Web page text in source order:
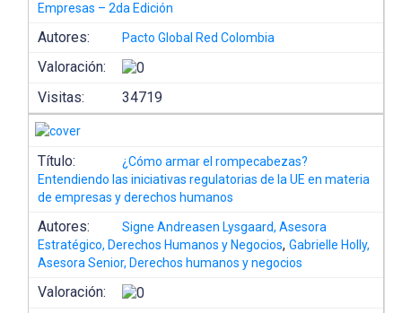
Empresas – 2da Edición
Autores: Pacto Global Red Colombia
Valoración:
Visitas:
34719
Título:
¿Cómo armar el rompecabezas?
Entendiendo las iniciativas regulatorias de la UE en materia
de empresas y derechos humanos
Autores:
Signe Andreasen Lysgaard, Asesora
Estratégico, Derechos Humanos y Negocios,Gabrielle Holly,
Asesora Senior, Derechos humanos y negocios
Valoración: